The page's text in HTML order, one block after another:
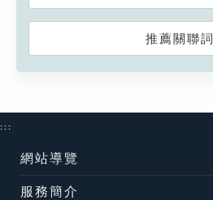
推薦關聯詞
:::
網站導覽
服務簡介